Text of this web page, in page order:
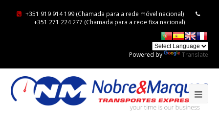
+351 919 914 199 (Chamada para a rede móvel nacional)
+351 271 224 277 (Chamada para a rede fixa nacional)
Powered by Translate